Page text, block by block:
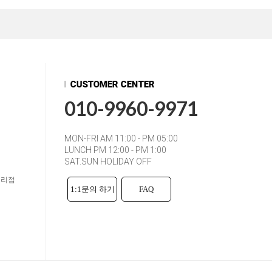
점
010-9960-9971
MON-FRI AM 11:00 - PM 05:00
LUNCH PM 12:00 - PM 1:00
SAT.SUN HOLIDAY OFF
1:1문의 하기 FAQ